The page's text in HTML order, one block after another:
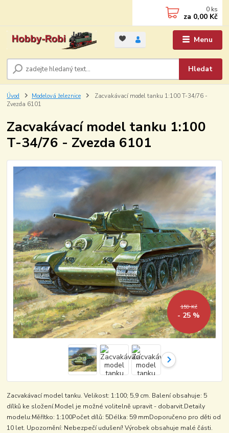
Menu
Hledat
0 ks
za 0,00 Kč
Úvod Modelová železnice
Zacvakávací model tanku 1:100 T-34/76 -
Zvezda 6101
Zacvakávací model tanku 1:100
T-34/76 - Zvezda 6101
159 Kč
- 25 %
Zacvakávací model tanku. Velikost: 1:100; 5,9 cm. Balení obsahuje: 5
dílků ke složení.Model je možné volitelně upravit - dobarvit.Detaily
modelu:Měřítko: 1:100Počet dílů: 5Délka: 59 mmDoporučeno pro děti od
10 let. Upozornění: Nebezpečí udušení! Výrobek obsahuje malé části.